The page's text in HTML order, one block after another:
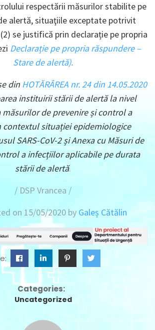
respectării măsurilor stabilite pe
alertă, situaţiile exceptate potrivit
se justifică prin declarație pe propria
Declarație pe propria răspundere –
Stare de alertă).
din HOTĂRÂREA nr. 24 din 14.05.2020
instituirii stării de alertă la nivel
de prevenire și control a
contextul situației epidemiologice
SARS-CoV-2 și Anexa cu Măsuri de
a infecțiilor aplicabile pe durata
stării de alertă.
/ DSP Vrancea /
on 15/05/2020 by Galeș Cătălin
Categories:
Uncategorized